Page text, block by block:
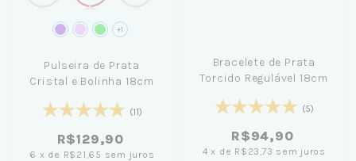
+1
Pulseira de Prata
Cristal e Bolinha 18cm
(11)
R$129,90
6 x de R$21,65 sem juros
Bracelete de Prata
Torcido Regulável 18cm
(5)
R$94,90
4 x de R$23,73 sem juros